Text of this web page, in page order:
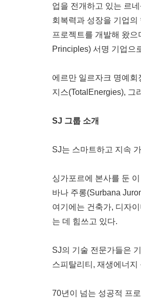
업을 전개하고 있는 르
회복력과 성장을 기업
프로젝트를 개발해 왔
Principles) 서명 기업으
에르만 일르자크 명예
지스(TotalEnergies), 그
SJ 그룹 소개
SJ는 스마트하고 지속
싱가포르에 본사를 둔
바나 주롱(Surbana
여기에는 건축가, 디자
는 데 힘쓰고 있다.
SJ의 기술 전문가들은
스피탈리티, 재생에너
70년이 넘는 성공적 프